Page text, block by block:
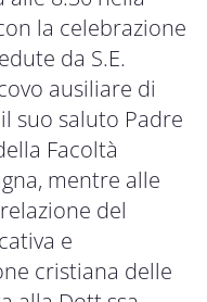
la celebrazione
da S.E.
ausiliare di
suo saluto Padre
Facoltà
mentre alle
del
e
cristiana delle